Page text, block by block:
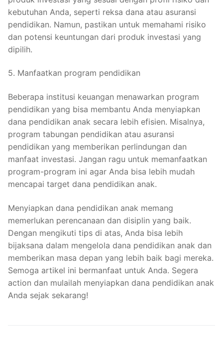
kebutuhan Anda, seperti reksa dana atau asuransi
pendidikan. Namun, pastikan untuk memahami risiko
dan potensi keuntungan dari produk investasi yang
dipilih.
5. Manfaatkan program pendidikan
Beberapa institusi keuangan menawarkan program
pendidikan yang bisa membantu Anda menyiapkan
dana pendidikan anak secara lebih efisien. Misalnya,
program tabungan pendidikan atau asuransi
pendidikan yang memberikan perlindungan dan
manfaat investasi. Jangan ragu untuk memanfaatkan
program-program ini agar Anda bisa lebih mudah
mencapai target dana pendidikan anak.
Menyiapkan dana pendidikan anak memang
memerlukan perencanaan dan disiplin yang baik.
Dengan mengikuti tips di atas, Anda bisa lebih
bijaksana dalam mengelola dana pendidikan anak dan
memberikan masa depan yang lebih baik bagi mereka.
Semoga artikel ini bermanfaat untuk Anda. Segera
action dan mulailah menyiapkan dana pendidikan anak
Anda sejak sekarang!